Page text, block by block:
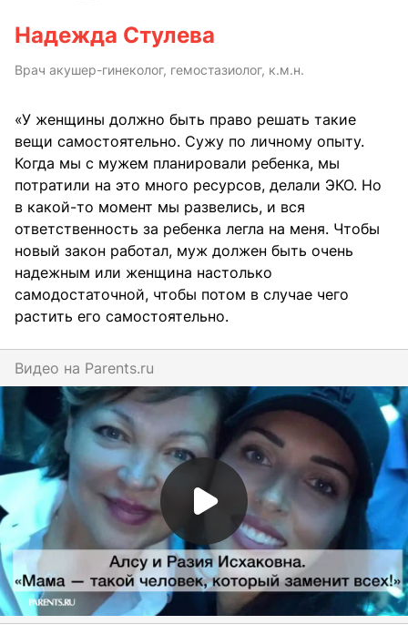
Надежда Стулева
Врач акушер-гинеколог, гемостазиолог, к.м.н.
«У женщины должно быть право решать такие
вещи самостоятельно. Сужу по личному опыту.
Когда мы с мужем планировали ребенка, мы
потратили на это много ресурсов, делали ЭКО. Но
в какой-то момент мы развелись, и вся
ответственность за ребенка легла на меня. Чтобы
новый закон работал, муж должен быть очень
надежным или женщина настолько
самодостаточной, чтобы потом в случае чего
растить его самостоятельно.
Видео на parents.ru